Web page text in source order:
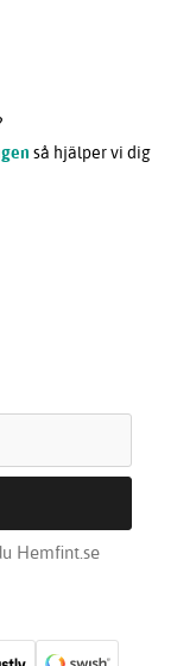
så hjälper vi dig
Hemfint.se